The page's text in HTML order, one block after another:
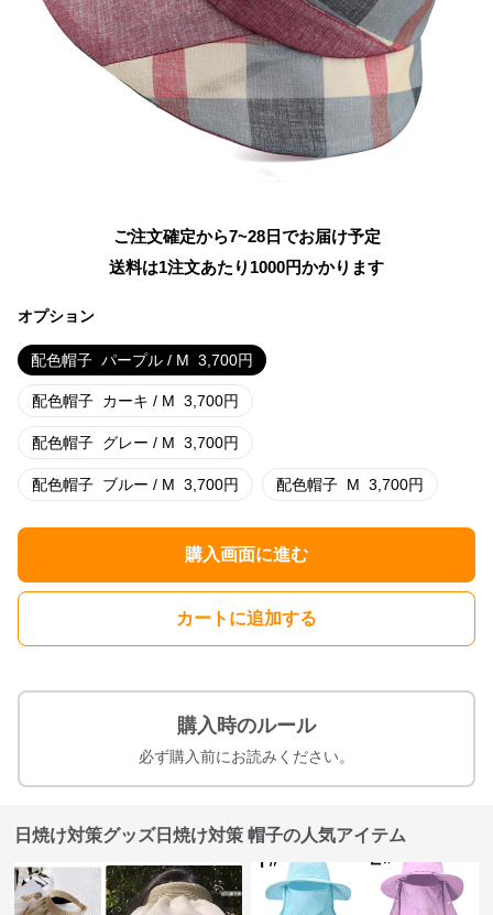
ご注文確定から7~28日でお届け予定
送料は1注文あたり 1000円かかります
オプション
配色帽子 パープル / M 3,700円
配色帽子 カーキ / M 3,700円
配色帽子 グレー / M 3,700円
配色帽子 ブルー / M 3,700円 配色帽子 M 3,700円
購入画面に進む
カートに追加する
購入時のルール
必ず購入前にお読みください。
日焼け対策グッズ日焼け対策 帽子の人気アイテム